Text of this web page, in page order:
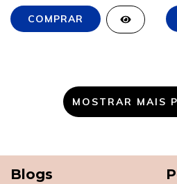
MOSTRAR MAIS
Blogs